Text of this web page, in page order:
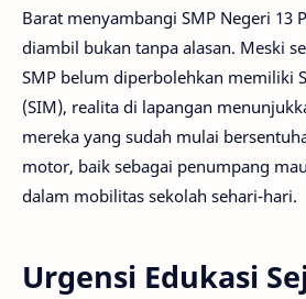
Barat menyambangi SMP Negeri 13
diambil bukan tanpa alasan. Meski
SMP belum diperbolehkan memiliki
(SIM), realita di lapangan
mereka yang sudah mulai
motor, baik sebagai penumpang
dalam mobilitas sekolah sehari-hari.
Urgensi Edukasi